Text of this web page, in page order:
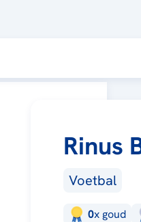
Rinus
Voetbal
0x goud